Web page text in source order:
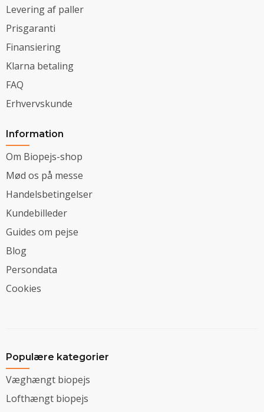
Levering af paller
Prisgaranti
Finansiering
Klarna betaling
FAQ
Erhvervskunde
Information
Om Biopejs-shop
Mød os på messe
Handelsbetingelser
Kundebilleder
Guides om pejse
Blog
Persondata
Cookies
Populære kategorier
Væghængt biopejs
Lofthængt biopejs